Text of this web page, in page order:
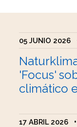
05 JUNIO 2026
'Focus'
climático
17 ABRIL 2026 •